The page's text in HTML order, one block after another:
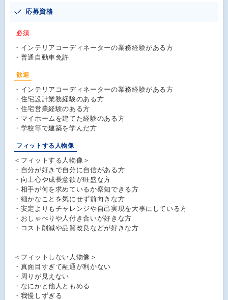
応募資格
必須
・インテリアコーディネーターの業務経験がある方
・普通自動車免許
歓迎
・インテリアコーディネーターの業務経験がある方
・住宅設計業務経験のある方
・住宅営業経験のある方
・マイホームを建てた経験のある方
・学校等で建築を学んだ方
フィットする人物像
＜フィットする人物像＞
・自分が好きで自分に自信がある方
・向上心や成長意欲が旺盛な方
・相手が何を求めているか察知できる方
・細かなことを気にせず前向きな方
・安定よりもチャレンジや自己実現を大事にしている方
・おしゃべりや人付き合いが好きな方
・コスト削減や品質改良などが好きな方
＜フィットしない人物像＞
・真面目すぎて融通が利かない
・周りが見えない
・なにかと他人ともめる
・我慢しずぎる